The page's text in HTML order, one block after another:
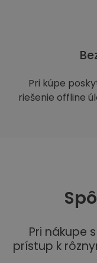
Pri kúpe
riešenie offline
Pri nákupe
prístup k